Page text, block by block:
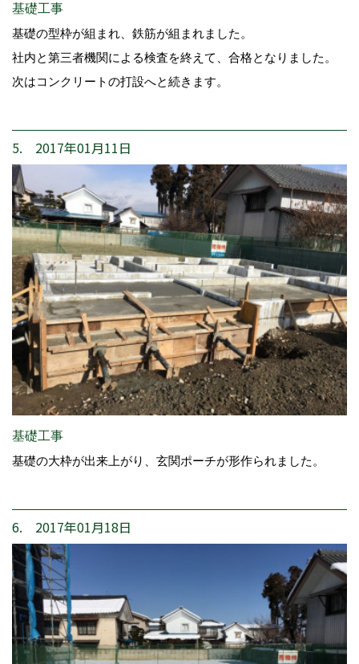
基礎工事
基礎の型枠が組まれ、鉄筋が組まれました。
社内と第三者機関による検査を終えて、合格となりました。
次はコンクリートの打設へと続きます。
5. 2017年01月11日
基礎工事
基礎の大枠が出来上がり、玄関ポーチが形作られました。
6. 2017年01月18日